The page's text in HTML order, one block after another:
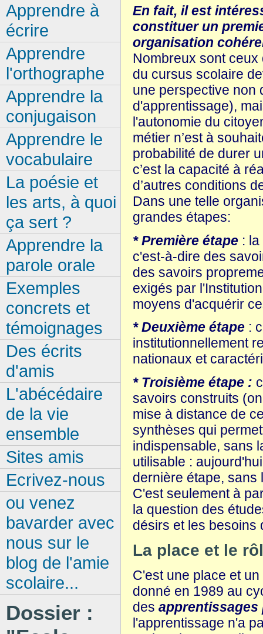
En fait, il est
constituer un
organisation
Nombreux sont ceux
du cursus scolaire
une perspective non
d'apprentissage),
l'autonomie du
métier n’est à
probabilité de durer
c’est la capacité à
d’autres conditions
Dans une telle
grandes étapes:
* Première étape: la
c'est-à­-dire des
des savoirs
exigés par
moyens d'acquérir
* Deuxième étape:
ins­titutionnellement
nationaux et
* Troisième étape :
savoirs construits
mise à distance de
synthèses qui
indispensable, sans
utilisable :
dernière étape, sans
C'est seulement à
la question des
désirs et les besoins
La place et le
C'est une place et
donné en 1989 au
des apprentissages
l'apprentissage n'a
Apprendre à
écrire
Apprendre
l'orthographe
Apprendre la
conjugaison
Apprendre le
vocabulaire
La poésie et
les arts, à quoi
ça sert ?
Apprendre la
parole orale
Exemples
concrets et
témoignages
Des écrits
d'amis
L'abécédaire
de la vie
ensemble
Sites amis
Ecrivez-nous
ou venez
bavarder avec
nous sur le
blog de l'amie
scolaire...
Dossier :